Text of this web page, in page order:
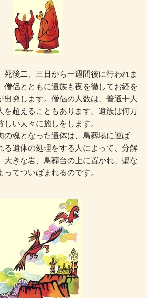
死後二、三日から一週間後に行われま
僧侶とともに遺族も夜を徹してお経を
出発します。僧侶の人数は、普通十人
を超えることもあります。遺族は何万
い人々に施しをします。
の魂となった遺体は、鳥葬場に運ば
る遺体の処理をする人によって、分解
大きな岩、鳥葬台の上に置かれ、聖な
ってついばまれるのです。